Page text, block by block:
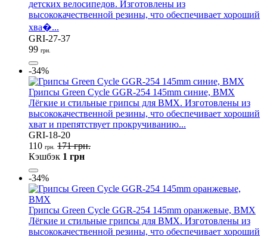
детских велосипедов. Изготовлены из
высококачественной резины, что обеспечивает хороший
хва�...
GRI-27-37
99 грн.
-34%
Грипсы Green Cycle GGR-254 145mm синие, BMX
Лёгкие и стильные грипсы для BMX. Изготовлены из
высококачественной резины, что обеспечивает хороший
хват и препятствует прокручиванию...
GRI-18-20
110 грн.
171 грн.
Кэшбэк 1 грн
-34%
Грипсы Green Cycle GGR-254 145mm оранжевые, BMX
Лёгкие и стильные грипсы для BMX. Изготовлены из
высококачественной резины, что обеспечивает хороший